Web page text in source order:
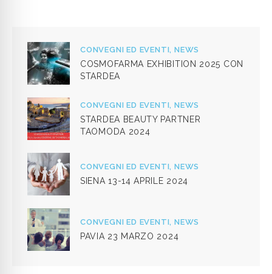
CONVEGNI ED EVENTI,NEWS
COSMOFARMA EXHIBITION 2025 CON
STARDEA
CONVEGNI ED EVENTI,NEWS
STARDEA BEAUTY PARTNER
TAOMODA 2024
CONVEGNI ED EVENTI,NEWS
SIENA 13-14 APRILE 2024
CONVEGNI ED EVENTI,NEWS
PAVIA 23 MARZO 2024